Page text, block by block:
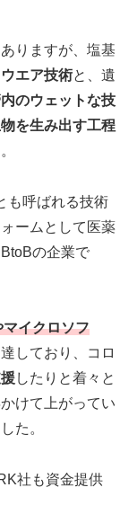
りますが、塩基
エア技術と、遺
のウェットな技
を生み出す工程
も呼ばれる技術
ームとして医薬
の企業で
イクロソフ
しており、コロ
したりと着々と
けて上がってい
た。
社も資金提供